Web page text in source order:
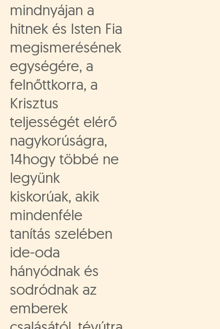
mindnyájan a
hitnek és Isten Fia
megismerésének
egységére, a
felnőttkorra, a
Krisztus
teljességét elérő
nagykorúságra,
14hogy többé ne
legyünk
kiskorúak, akik
mindenféle
tanítás szelében
ide-oda
hányódnak és
sodródnak az
emberek